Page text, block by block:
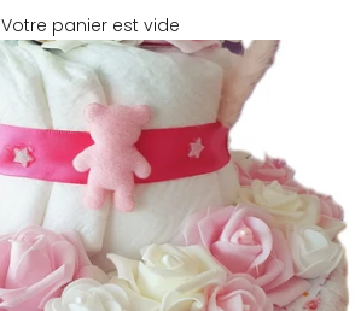
Votre panier est vide